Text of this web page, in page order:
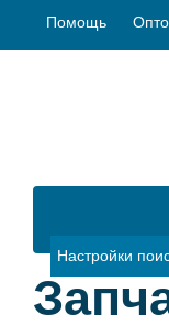
Помощь
Настройки